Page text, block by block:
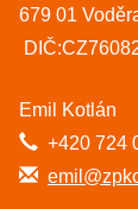
679 01
Emil Kotlán
+420 724